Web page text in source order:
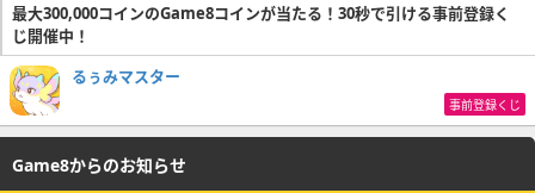
最大300,000コインのGame8コインが当たる！30秒で引ける事前登録く
じ開催中！
るぅみマスター
事前登録くじ
Game8からのお知らせ